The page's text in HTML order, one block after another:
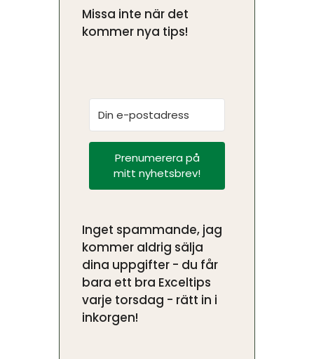
Missa inte när det
kommer nya tips!
Prenumerera på
mitt nyhetsbrev!
Inget spammande, jag
kommer aldrig sälja
dina uppgifter - du får
bara ett bra Exceltips
varje torsdag - rätt in i
inkorgen!